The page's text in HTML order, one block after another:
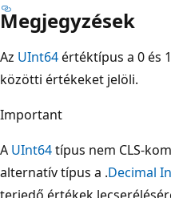
Megjegyzések
Az UInt64értéktípus a 0 és
közötti értékeket jelöli.
Important
A UInt64típus nem CLS-
alternatív típus a .Decimal
terjedő értékek